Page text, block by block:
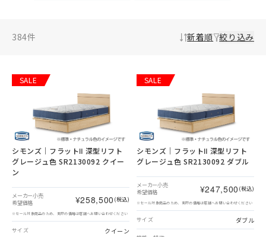
384件 新着順 絞り込み
SALE
シモンズ｜フラットⅡ 深型リフト
グレージュ色 SR2130092 クイー
ン
メーカー小売
希望価格
¥258,500 (税込)
※セール対象商品のため、実際の価格は店舗へお問い合わせください
サイズ クイーン
SALE
シモンズ｜フラットⅡ 深型リフト
グレージュ色 SR2130092 ダブル
メーカー小売
希望価格
¥247,500 (税込)
※セール対象商品のため、実際の価格は店舗へお問い合わせください
サイズ ダブル